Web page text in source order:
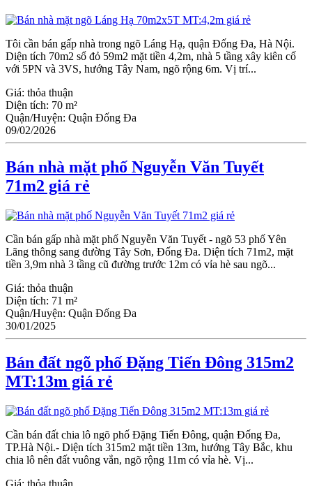
Tôi cần bán gấp nhà trong ngõ Láng Hạ, quận Đống Đa, Hà Nội.
Diện tích 70m2 sổ đỏ 59m2 mặt tiền 4,2m, nhà 5 tầng xây kiên cố
với 5PN và 3VS, hướng Tây Nam, ngõ rộng 6m. Vị trí...
Giá: thỏa thuận
Diện tích: 70 m²
Quận/Huyện: Quận Đống Đa
09/02/2026
Bán nhà mặt phố Nguyễn Văn Tuyết
71m2 giá rẻ
Cần bán gấp nhà mặt phố Nguyễn Văn Tuyết - ngõ 53 phố Yên
Lãng thông sang đường Tây Sơn, Đống Đa. Diện tích 71m2, mặt
tiền 3,9m nhà 3 tầng cũ đường trước 12m có vỉa hè sau ngõ...
Giá: thỏa thuận
Diện tích: 71 m²
Quận/Huyện: Quận Đống Đa
30/01/2025
Bán đất ngõ phố Đặng Tiến Đông 315m2
MT:13m giá rẻ
Cần bán đất chia lô ngõ phố Đặng Tiến Đông, quận Đống Đa,
TP.Hà Nội.- Diện tích 315m2 mặt tiền 13m, hướng Tây Bắc, khu
chia lô nên đất vuông vắn, ngõ rộng 11m có vỉa hè. Vị...
Giá: thỏa thuận